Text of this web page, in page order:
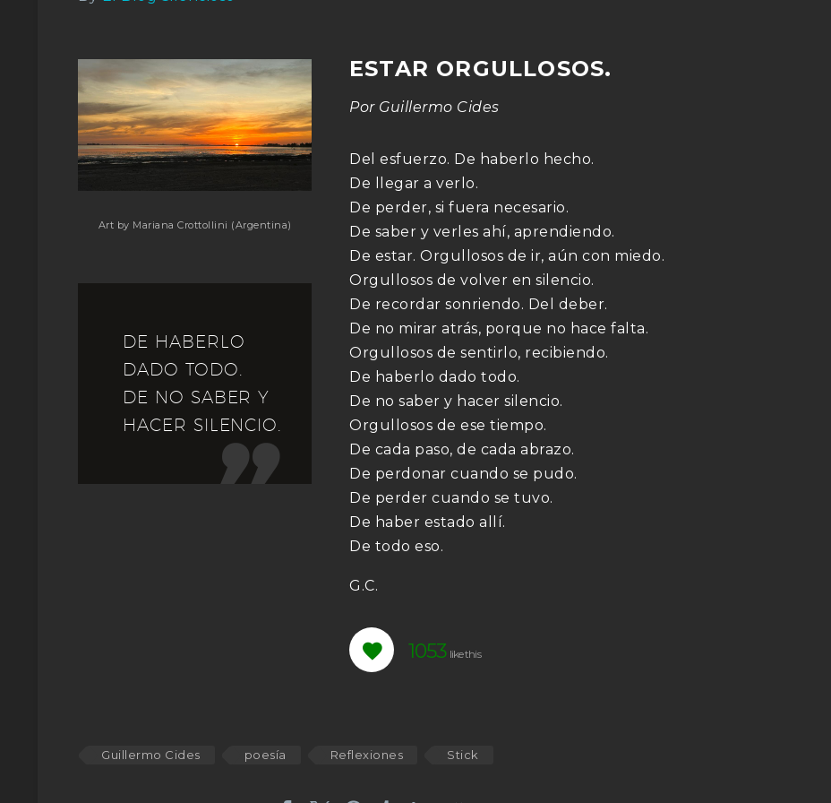
Art by Mariana Crottollini (Argentina)
DE HABERLO
DADO TODO.
DE NO SABER Y
HACER SILENCIO.

ESTAR ORGULLOSOS.
Por Guillermo Cides
Del esfuerzo. De haberlo hecho.
De llegar a verlo.
De perder, si fuera necesario.
De saber y verles ahí, aprendiendo.
De estar. Orgullosos de ir, aún con miedo.
Orgullosos de volver en silencio.
De recordar sonriendo. Del deber.
De no mirar atrás, porque no hace falta.
Orgullosos de sentirlo, recibiendo.
De haberlo dado todo.
De no saber y hacer silencio.
Orgullosos de ese tiempo.
De cada paso, de cada abrazo.
De perdonar cuando se pudo.
De perder cuando se tuvo.
De haber estado allí.
De todo eso.
G.C.
1053
Guillermo Cides poesía Reflexiones Stick